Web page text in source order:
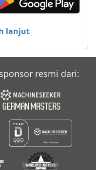
lanjut
resmi dari: